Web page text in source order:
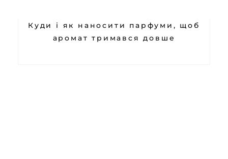
Куди і як наносити парфуми, щоб
аромат тримався довше